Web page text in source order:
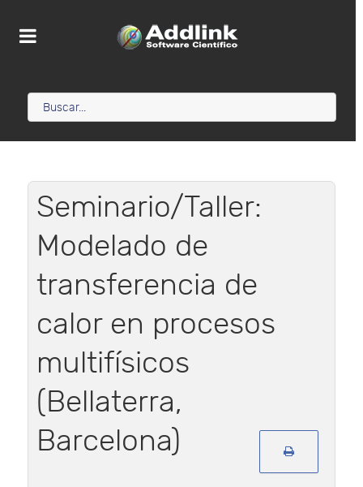
Seminario/Taller:
Modelado de
transferencia de
calor en procesos
multifísicos
(Bellaterra,
Barcelona)